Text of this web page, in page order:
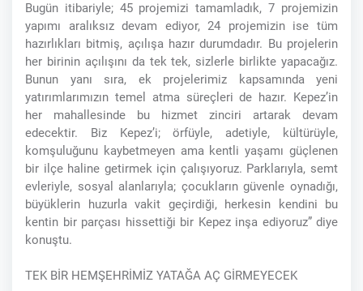
Bugün itibariyle; 45 projemizi tamamladık, 7 projemizin
yapımı aralıksız devam ediyor, 24 projemizin ise tüm
hazırlıkları bitmiş, açılışa hazır durumdadır. Bu projelerin
her birinin açılışını da tek tek, sizlerle birlikte yapacağız.
Bunun yanı sıra, ek projelerimiz kapsamında yeni
yatırımlarımızın temel atma süreçleri de hazır. Kepez’in
her mahallesinde bu hizmet zinciri artarak devam
edecektir. Biz Kepez’i; örfüyle, adetiyle, kültürüyle,
komşuluğunu kaybetmeyen ama kentli yaşamı güçlenen
bir ilçe haline getirmek için çalışıyoruz. Parklarıyla, semt
evleriyle, sosyal alanlarıyla; çocukların güvenle oynadığı,
büyüklerin huzurla vakit geçirdiği, herkesin kendini bu
kentin bir parçası hissettiği bir Kepez inşa ediyoruz” diye
konuştu.
TEK BİR HEMŞEHRİMİZ YATAĞA AÇ GİRMEYECEK